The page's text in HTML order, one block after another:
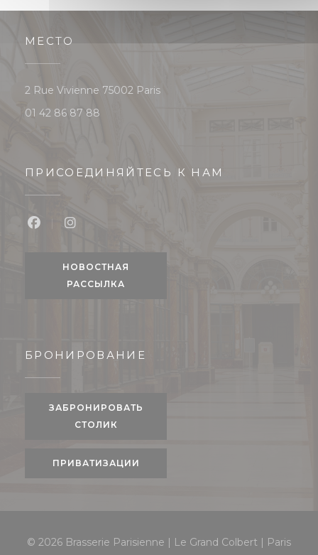
МЕСТО
2 Rue Vivienne 75002 Paris((открывается в новом окне))
01 42 86 87 88
ПРИСОЕДИНЯЙТЕСЬ К НАМ
НОВОСТНАЯ
РАССЫЛКА
БРОНИРОВАНИЕ
ЗАБРОНИРОВАТЬ
СТОЛИК
ПРИВАТИЗАЦИИ
© 2026 Brasserie Parisienne | Le Grand Colbert | Paris